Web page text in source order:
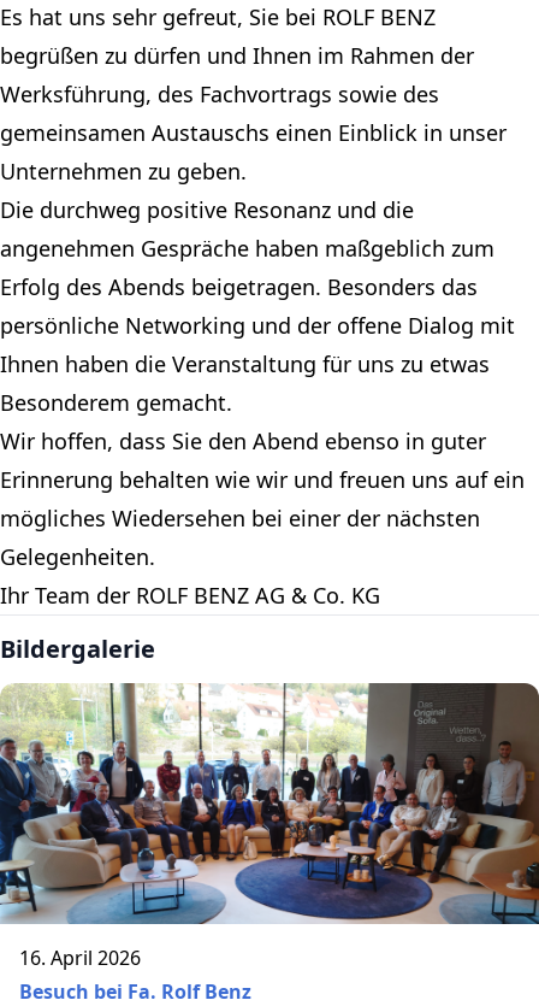
Es hat uns sehr gefreut, Sie bei ROLF BENZ
begrüßen zu dürfen und Ihnen im Rahmen der
Werksführung, des Fachvortrags sowie des
gemeinsamen Austauschs einen Einblick in unser
Unternehmen zu geben.
Die durchweg positive Resonanz und die
angenehmen Gespräche haben maßgeblich zum
Erfolg des Abends beigetragen. Besonders das
persönliche Networking und der offene Dialog mit
Ihnen haben die Veranstaltung für uns zu etwas
Besonderem gemacht.
Wir hoffen, dass Sie den Abend ebenso in guter
Erinnerung behalten wie wir und freuen uns auf ein
mögliches Wiedersehen bei einer der nächsten
Gelegenheiten.
Ihr Team der ROLF BENZ AG & Co. KG
Bildergalerie
16. April 2026
Besuch bei Fa. Rolf Benz